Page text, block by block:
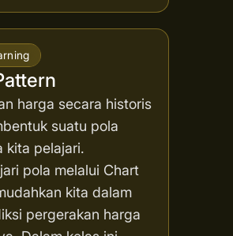
harga secara historis
suatu pola
kita pelajari.
pola melalui Chart
kita dalam
pergerakan harga